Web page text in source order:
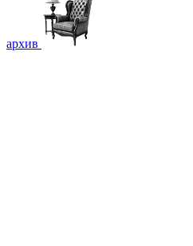
архив